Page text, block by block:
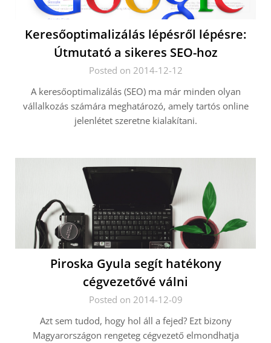
Keresőoptimalizálás lépésről lépésre:
Útmutató a sikeres SEO-hoz
Posted on 2014-12-12
A keresőoptimalizálás (SEO) ma már minden olyan
vállalkozás számára meghatározó, amely tartós online
jelenlétet szeretne kialakítani.
Piroska Gyula segít hatékony
cégvezetővé válni
Posted on 2014-12-09
Azt sem tudod, hogy hol áll a fejed? Ezt bizony
Magyarországon rengeteg cégvezető elmondhatja